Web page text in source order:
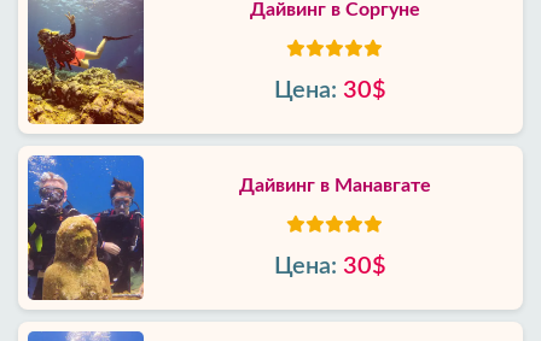
Дайвинг в Соргуне
Цена: 30$
Дайвинг в Манавгате
Цена: 30$